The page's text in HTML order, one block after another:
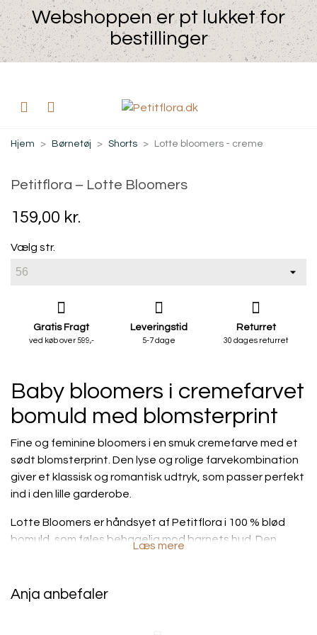
Webshoppen er pt lukket for
bestillinger
Hjem > Børnetøj > Shorts > Lotte bloomers - creme
Petitflora – Lotte Bloomers
159,00 kr.
Vælg str.
Gratis Fragt
ved køb over 599,-
Leveringstid
5-7 dage
Returret
30 dages returret
Baby bloomers i cremefarvet
bomuld med blomsterprint
Fine og feminine bloomers i en smuk cremefarve med et
sødt blomsterprint. Den lyse og rolige farvekombination
giver et klassisk og romantisk udtryk, som passer perfekt
ind i den lille garderobe.
Lotte Bloomers er håndsyet af Petitflora i 100 % blød
bomuld, som føles behagelig mod barnets hud. Den
og i de køligere måneder med et par bløde
Læs mere
Anja anbefaler